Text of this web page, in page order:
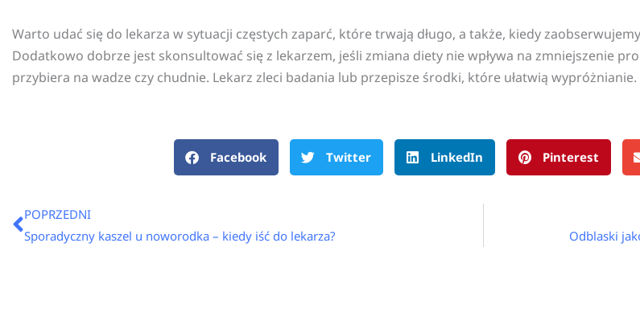
Warto udać się do lekarza w sytuacji częstych zaparć, które trwają długo, a także, kiedy
Dodatkowo dobrze jest skonsultować się z lekarzem, jeśli zmiana diety nie wpływa na zmniejszenie
przybiera na wadze czy chudnie. Lekarz zleci badania lub przepisze środki, które ułatwią wypróżnianie.
Facebook Twitter LinkedIn Pinterest
Prev
POPRZEDNI
Sporadyczny kaszel u noworodka – kiedy iść do lekarza?
Odblaski